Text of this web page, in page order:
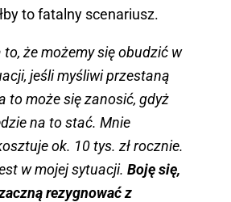
to fatalny scenariusz.
to, że możemy się obudzić w
jeśli myśliwi przestaną
to może się zanosić, gdyż
na to stać. Mnie
ok. 10 tys. zł rocznie.
w mojej sytuacji. Boję się,
rezygnować z